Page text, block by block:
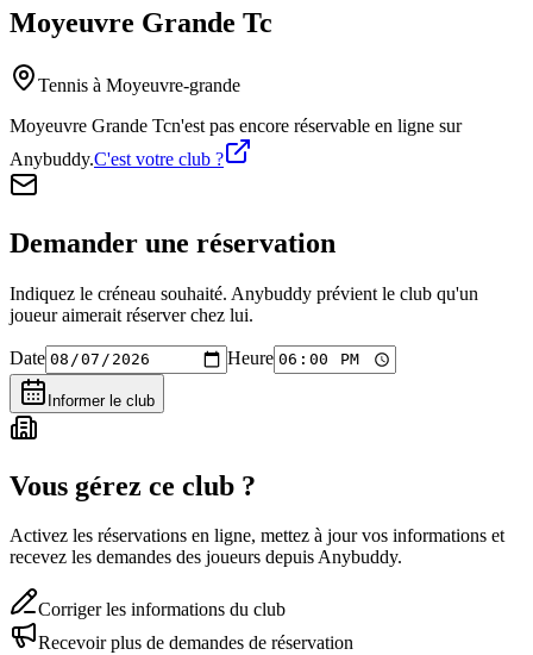
Moyeuvre Grande Tc
Tennis à Moyeuvre-grande
Moyeuvre Grande Tcn'est pas encore réservable en ligne sur
Anybuddy.C'est votre club ?
Demander une réservation
Indiquez le créneau souhaité. Anybuddy prévient le club qu'un
joueur aimerait réserver chez lui.
Date Heure
Informer le club
Vous gérez ce club ?
Activez les réservations en ligne, mettez à jour vos informations et
recevez les demandes des joueurs depuis Anybuddy.
Corriger les informations du club
Recevoir plus de demandes de réservation